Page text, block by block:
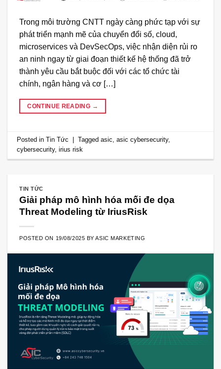
Trong môi trường CNTT ngày càng phức tạp với sự
phát triển mạnh mẽ của chuyển đổi số, cloud,
microservices và DevSecOps, việc nhận diện rủi ro
an ninh ngay từ giai đoạn thiết kế hệ thống đã trở
thành yêu cầu bắt buộc đối với các tổ chức tài
chính, ngân hàng và cơ […]
CONTINUE READING →
Posted inTin Tức Taggedasic,asic cybersecurity,
cybersecurity,irius risk
TIN TỨC
Giải pháp mô hình hóa mối đe dọa
Threat Modeling từ IriusRisk
POSTED ON 19/08/2025 BYASIC MARKETING